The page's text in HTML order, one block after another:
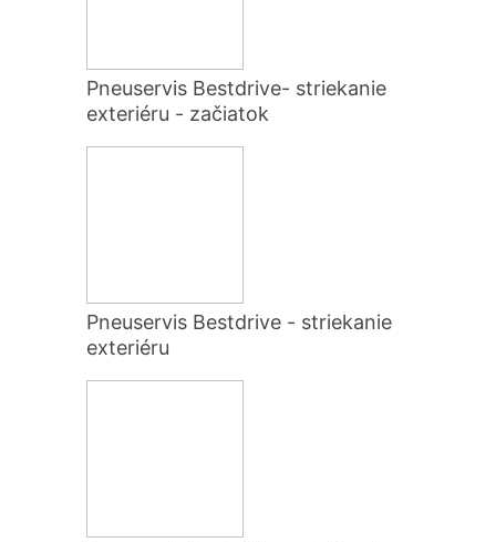
Pneuservis Bestdrive- striekanie
exteriéru - začiatok
Pneuservis Bestdrive - striekanie
exteriéru